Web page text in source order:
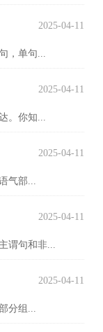
2025-04-11
，单句...
2025-04-11
。你知...
2025-04-11
气部...
2025-04-11
谓句和非...
2025-04-11
分组...